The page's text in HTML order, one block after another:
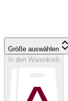
Größe auswählen
In den Warenkorb